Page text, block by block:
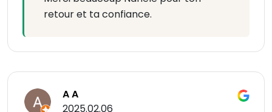
retour et ta confiance.
A A
2025.02.06